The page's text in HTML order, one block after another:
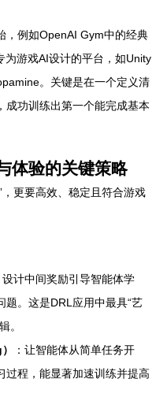
，例如OpenAI Gym中的经典
游戏AI设计的平台，如Unity
。关键是在一个定义清
成功训练出第一个能完成基本
体验的关键策略
更要高效、稳定且符合游戏
设计中间奖励引导智能体学
题。这是DRL应用中最具“艺
。
：让智能体从简单任务开
过程，能显著加速训练并提高